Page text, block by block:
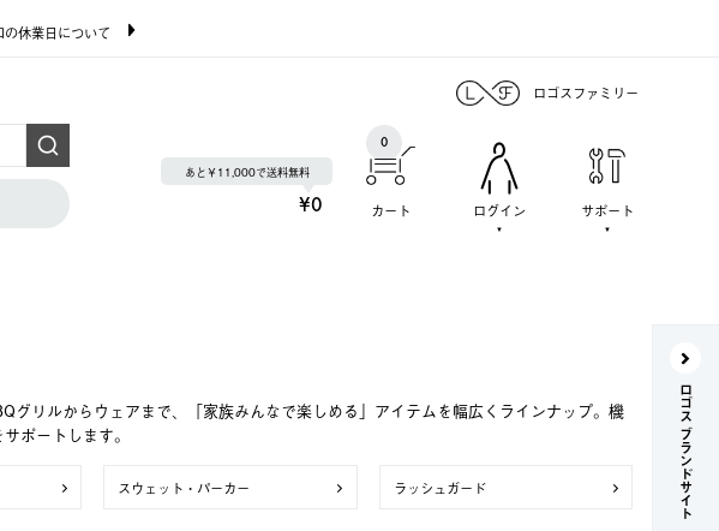
休業日について
ロゴスファミリー
あと￥11,000で送料無料
¥0 カート
0
ログイン サポート
グリルからウェアまで、「家族みんなで楽しめる」アイテムを幅広くラインナップ。機
ポートします。
スウェット・パーカー ラッシュガード ロゴス ブランドサイト